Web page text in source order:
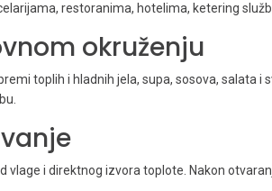
restoranima, hotelima, ketering
okruženju
toplih i hladnih jela, supa, sosova,
vlage i direktnog izvora toplote. Nakon